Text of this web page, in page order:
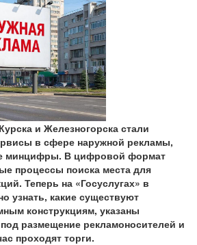
и Железногорска стали
в сфере наружной рекламы,
минцифры. В цифровой формат
процессы поиска места для
Теперь на «Госуслугах» в
узнать, какие существуют
конструкциям, указаны
размещение рекламоносителей и
проходят торги.